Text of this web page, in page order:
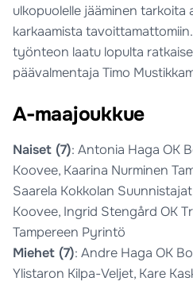
ulkopuolelle jääminen tarkoita
karkaamista
työnteon laatu lopulta
päävalmentaja Timo
A-maajoukkue
Naiset (7): Antonia Haga OK
Koovee, Kaarina Nurminen
Saarela Kokkolan
Koovee, Ingrid Stengård OK
Tampereen Pyrintö
Miehet (7): Andre Haga OK
Ylistaron Kilpa-Veljet, Kare